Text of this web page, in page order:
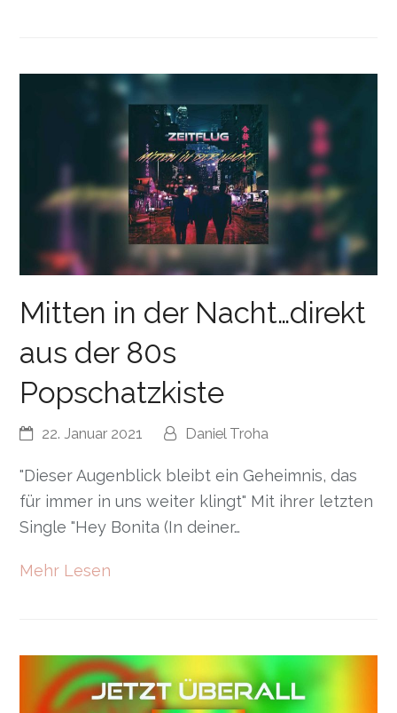
Mitten in der Nacht…direkt
aus der 80s
Popschatzkiste
22. Januar 2021 Daniel Troha
"Dieser Augenblick bleibt ein Geheimnis, das
für immer in uns weiter klingt" Mit ihrer letzten
Single "Hey Bonita (In deiner…
Mehr Lesen